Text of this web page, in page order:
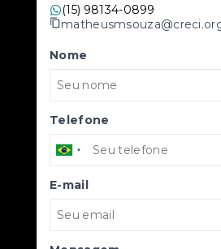
(15) 98134-0899
Nome
Telefone
E-mail